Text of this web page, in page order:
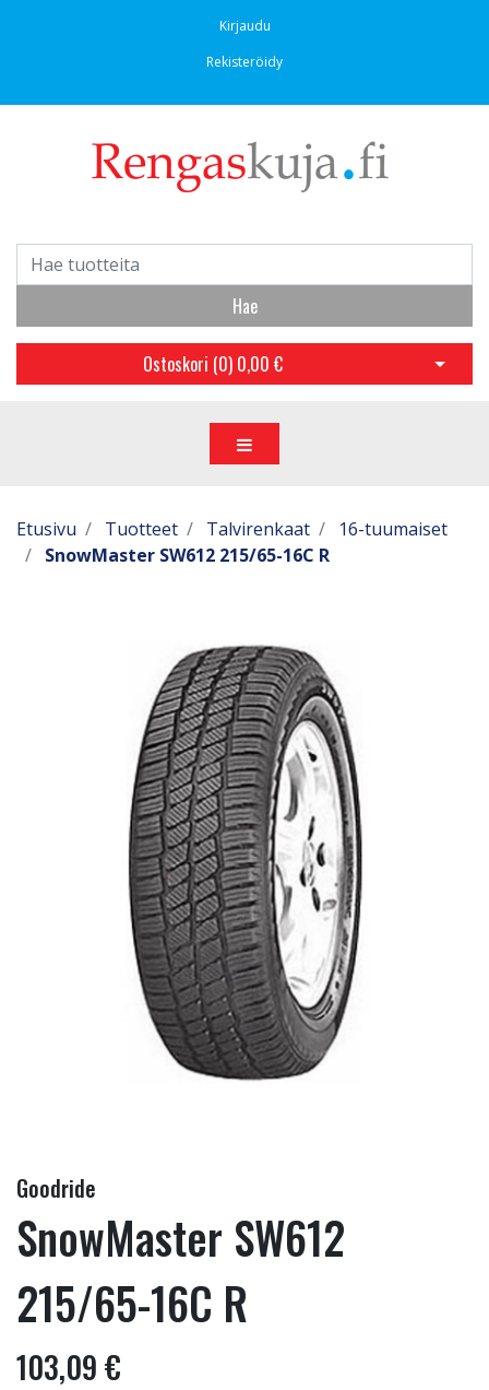
Kirjaudu
Rekisteröidy
Hae
Ostoskori (0) 0,00 € Avaa
Etusivu Tuotteet Talvirenkaat
16-tuumaiset
SnowMaster SW612 215/65-16C R
Goodride
SnowMaster SW612
215/65-16C R
103,09 €